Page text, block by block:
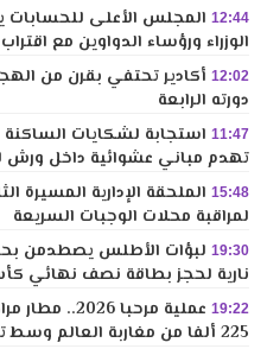
12:44 المجلس الأعلى
الوزراء ورؤساء الدواوين مع
12:02
دورته الرابعة
11:47 استجابة لشكايات الساكنة
تهدم مباني عشوائية داخل ورش
15:48 الملحقة الإدارية المسيرة
لمراقبة محلات الوجبات السريعة
19:30 لبؤات الأطلس يصطدمن
نارية لحجز بطاقة نصف نهائي
19:22
عملية مرحبا
225 ألفا من مغاربة العالم وسط تواصل التدفقات نحو المملكة